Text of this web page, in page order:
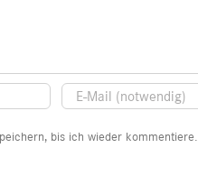
bis ich wieder kommentiere.